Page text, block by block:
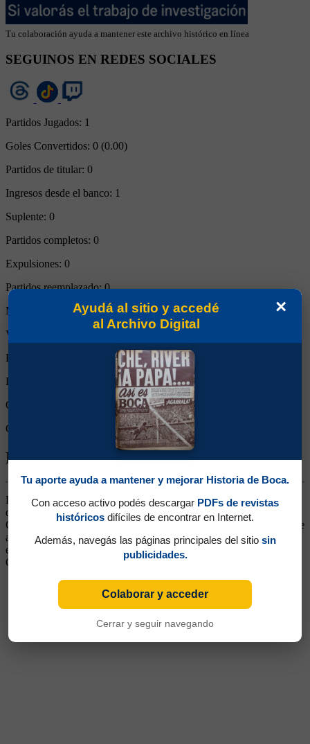
Tu colaboración ayuda a mantener este archivo histórico en línea
SEGUINOS EN REDES SOCIALES
Partidos Jugados: 1
Goles Convertidos: 0 (0.00)
Partidos de titular: 0
Ingresos desde el banco: 1
Suplente: 0
Partidos completos: 0
Expulsiones: 0
Partidos reemplazado:0
Minutos Disputados:90
Victorias:
Empates:
Derrotas:
Goles de Boca:
Goles rivales:
Biografía de Alfredo Raúl Letanú
Delantero. Surgido de las Inferiores. Veloz, ocupó cualquier puesto
de la delantera. En 1974 estuvo en Union Española y luego pasó a
Gimnasia y Esgrima de Mendoza, Estudiantes de La Plata (en donde
alcanzó su mejor momento), Racing y San Lorenzo, regresó a Boca
en 1980 y continuó su carrera en distintos equipos de ascenso,
Gimnasia de La Plata, entre ellos.
×
Ayudá al sitio y accedé
al Archivo Digital
Tu aporte ayuda a mantener y mejorar Historia de Boca.
Con acceso activo podés descargar PDFs de revistas
históricos difíciles de encontrar en Internet.
Además, navegás las páginas principales del sitio sin
publicidades.
Colaborar y acceder
Cerrar y seguir navegando